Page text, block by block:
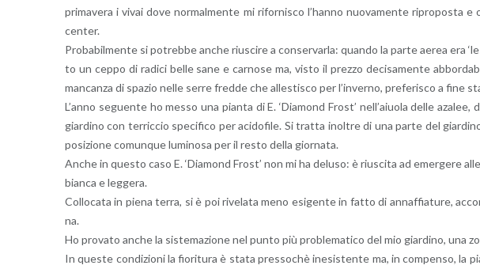
pri­ma­ve­ra i vivai dove nor­mal­men­te mi ri­for­ni­sco l’han­no nuo­va­men­te ri­pro­po­sta
cen­ter.
Pro­ba­bil­men­te si po­treb­be anche riu­sci­re a con­ser­var­la: quan­do la parte aerea era
to un ceppo di ra­di­ci belle sane e car­no­se ma, visto il prez­zo de­ci­sa­men­te
man­can­za di spa­zio nelle serre fred­de che al­le­sti­sco per l’in­ver­no, pre­fe­ri­sco a fine
L’an­no se­guen­te ho messo una pian­ta di E. ‘Dia­mond Fro­st’ nel­l’a­iuo­la delle
giar­di­no con ter­ric­cio spe­ci­fi­co per aci­do­fi­le. Si trat­ta inol­tre di una parte del
po­si­zio­ne co­mun­que lu­mi­no­sa per il resto della gior­na­ta.
Anche in que­sto caso E. ‘Dia­mond Fro­st’ non mi ha de­lu­so: è riu­sci­ta ad emer­ge­re
bian­ca e leg­ge­ra.
Col­lo­ca­ta in piena terra, si è poi ri­ve­la­ta meno esi­gen­te in fatto di an­naf­fia­tu­re,
na.
Ho pro­va­to anche la si­ste­ma­zio­ne nel punto più pro­ble­ma­ti­co del mio giar­di­no, una
In que­ste con­di­zio­ni la fio­ri­tu­ra è stata pres­so­chè ine­si­sten­te ma, in com­pen­so, la